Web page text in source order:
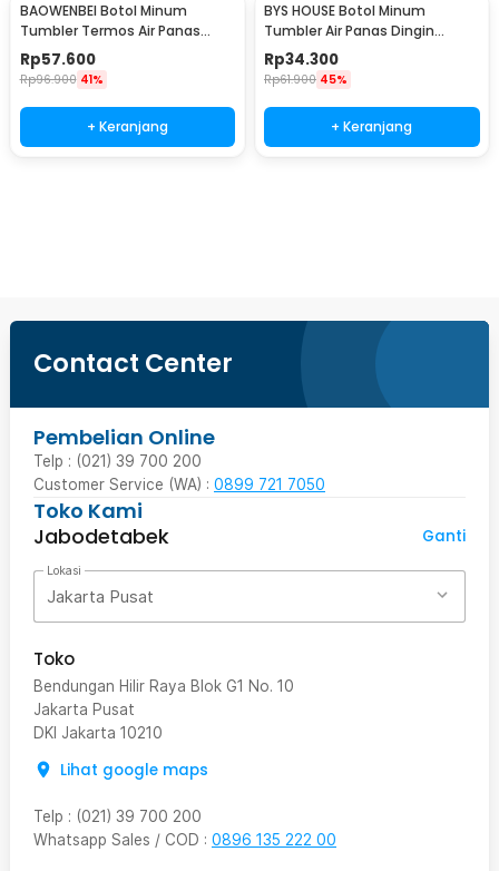
BAOWENBEI Botol Minum
Tumbler Termos Air Panas
Dingin Stainless 500ml - A1A0
Rp57.600
Rp96.900 41%
+ Keranjang
BYS HOUSE Botol Minum
Tumbler Air Panas Dingin
Stainless Steel 380ml - TY204
Rp34.300
Rp61.900 45%
+ Keranjang
Contact Center
Pembelian Online
Telp : (021) 39 700 200
Customer Service (WA) : 0899 721 7050
Toko Kami
Jabodetabek
Ganti
Lokasi
Jakarta Pusat
Toko
Bendungan Hilir Raya Blok G1 No. 10
Jakarta Pusat
DKI Jakarta 10210
Lihat google maps
Telp : (021) 39 700 200
Whatsapp Sales / COD : 0896 135 222 00